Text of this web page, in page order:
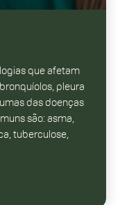
que afetam
pleura
das doenças
são: asma,
tuberculose,